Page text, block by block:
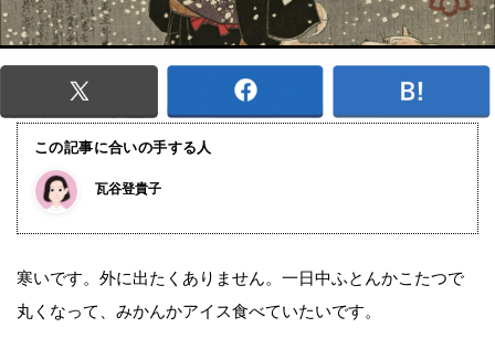
この記事に合いの手する人
瓦谷登貴子
寒いです。外に出たくありません。一日中ふとんかこたつで
丸くなって、みかんかアイス食べていたいです。